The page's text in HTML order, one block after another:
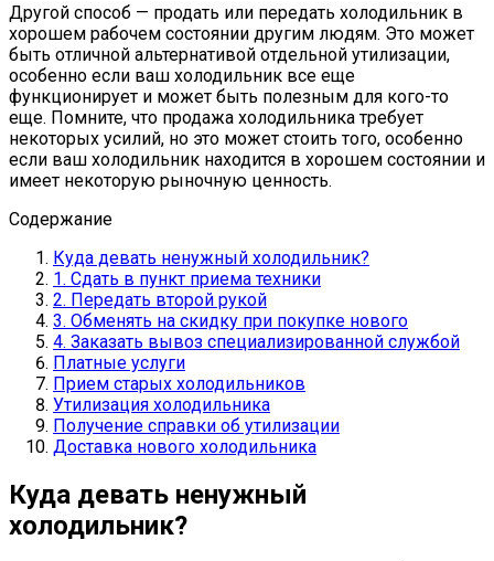
Другой способ — продать или передать холодильник в
хорошем рабочем состоянии другим людям. Это может
быть отличной альтернативой отдельной утилизации,
особенно если ваш холодильник все еще
функционирует и может быть полезным для кого-то
еще. Помните, что продажа холодильника требует
некоторых усилий, но это может стоить того, особенно
если ваш холодильник находится в хорошем состоянии и
имеет некоторую рыночную ценность.
Содержание
Куда девать ненужный холодильник?
1. Сдать в пункт приема техники
2. Передать второй рукой
3. Обменять на скидку при покупке нового
4. Заказать вывоз специализированной службой
Платные услуги
Прием старых холодильников
Утилизация холодильника
Получение справки об утилизации
Доставка нового холодильника
Куда девать ненужный
холодильник?